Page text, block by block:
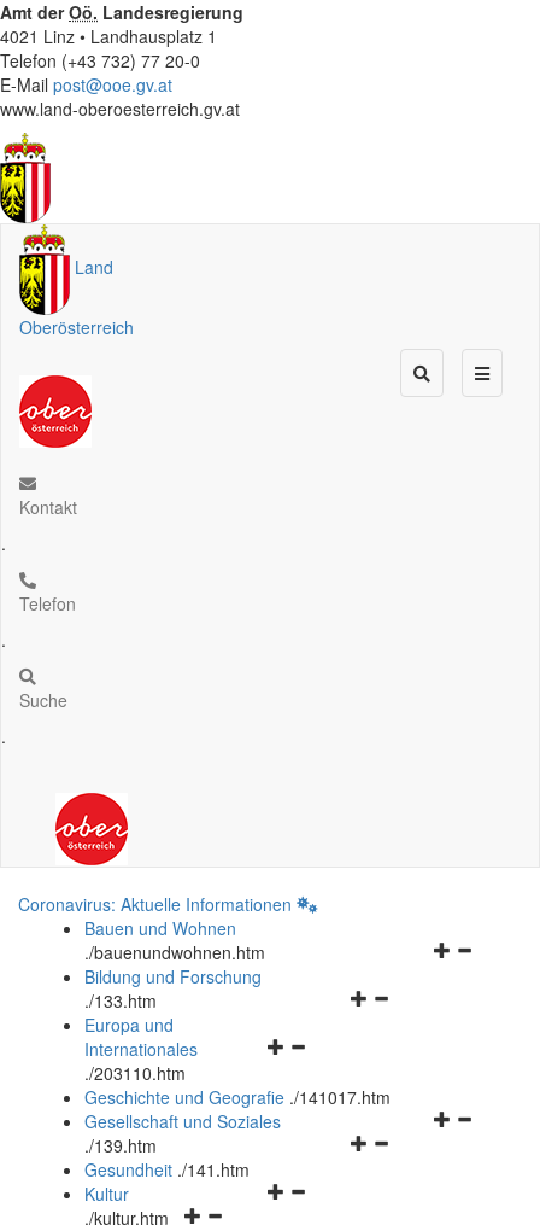
Amt derOö. Landesregierung
4021 Linz • Landhausplatz 1
Telefon (+43 732) 77 20-0
E-Mail post@ooe.gv.at
www.land-oberoesterreich.gv.at
Land
Oberösterreich
Kontakt
.
Telefon
.
Suche
.
Coronavirus: Aktuelle Informationen
Bauen und Wohnen
./bauenundwohnen.htm
Navigationsmenü
Bildung und Forschung
./133.htm
Navigationsmenü
und
schließen
Europa und
Internationales
./203110.htm
Geschichte und Geografie ./141017.htm
Navigationsmenü
Gesellschaft und Soziales
./139.htm
Navigationsmenü
Gesundheit ./141.htm
Navigationsmenü
Kultur
./kultur.htm